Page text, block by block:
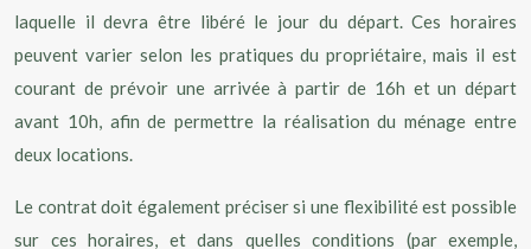
laquelle il devra être libéré le jour du départ. Ces horaires
peuvent varier selon les pratiques du propriétaire, mais il est
courant de prévoir une arrivée à partir de 16h et un départ
avant 10h, afin de permettre la réalisation du ménage entre
deux locations.
Le contrat doit également préciser si une flexibilité est possible
sur ces horaires, et dans quelles conditions (par exemple,